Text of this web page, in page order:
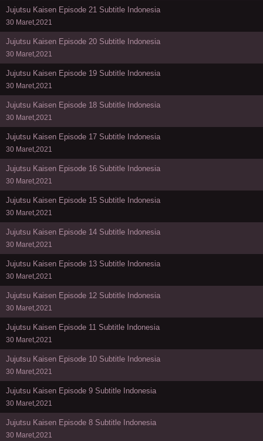
Jujutsu Kaisen Episode 21 Subtitle Indonesia
30 Maret,2021
Jujutsu Kaisen Episode 20 Subtitle Indonesia
30 Maret,2021
Jujutsu Kaisen Episode 19 Subtitle Indonesia
30 Maret,2021
Jujutsu Kaisen Episode 18 Subtitle Indonesia
30 Maret,2021
Jujutsu Kaisen Episode 17 Subtitle Indonesia
30 Maret,2021
Jujutsu Kaisen Episode 16 Subtitle Indonesia
30 Maret,2021
Jujutsu Kaisen Episode 15 Subtitle Indonesia
30 Maret,2021
Jujutsu Kaisen Episode 14 Subtitle Indonesia
30 Maret,2021
Jujutsu Kaisen Episode 13 Subtitle Indonesia
30 Maret,2021
Jujutsu Kaisen Episode 12 Subtitle Indonesia
30 Maret,2021
Jujutsu Kaisen Episode 11 Subtitle Indonesia
30 Maret,2021
Jujutsu Kaisen Episode 10 Subtitle Indonesia
30 Maret,2021
Jujutsu Kaisen Episode 9 Subtitle Indonesia
30 Maret,2021
Jujutsu Kaisen Episode 8 Subtitle Indonesia
30 Maret,2021